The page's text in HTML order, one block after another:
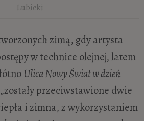
Lubicki
zimą, gdy artysta
w technice olejnej, latem
Ulica Nowy Świat w dzień
przeciwstawione dwie
i zimna, z wykorzystaniem